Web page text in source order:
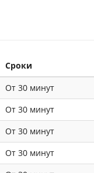
Сроки
От 30 минут
От 30 минут
От 30 минут
От 30 минут